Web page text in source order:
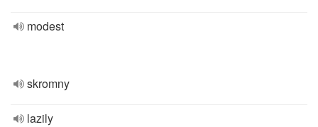
modest
skromny
lazily